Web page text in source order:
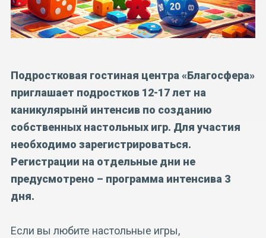
Подростковая гостиная центра «Благосфера»
приглашает подростков 12-17 лет на
каникулярынй интенсив по созданию
собственных настольных игр. Для участия
необходимо зарегистрироваться.
Регистрации на отдельные дни не
предусмотрено – программа интенсива 3
дня.
Если вы любите настольные игры,